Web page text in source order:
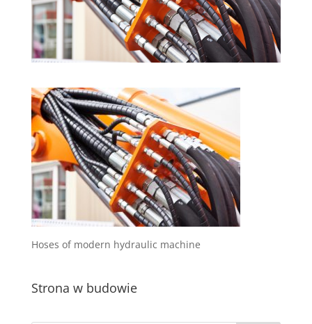
Hoses of modern hydraulic machine
Strona w budowie